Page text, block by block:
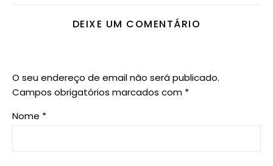
DEIXE UM COMENTÁRIO
O seu endereço de email não será publicado.
Campos obrigatórios marcados com *
Nome *